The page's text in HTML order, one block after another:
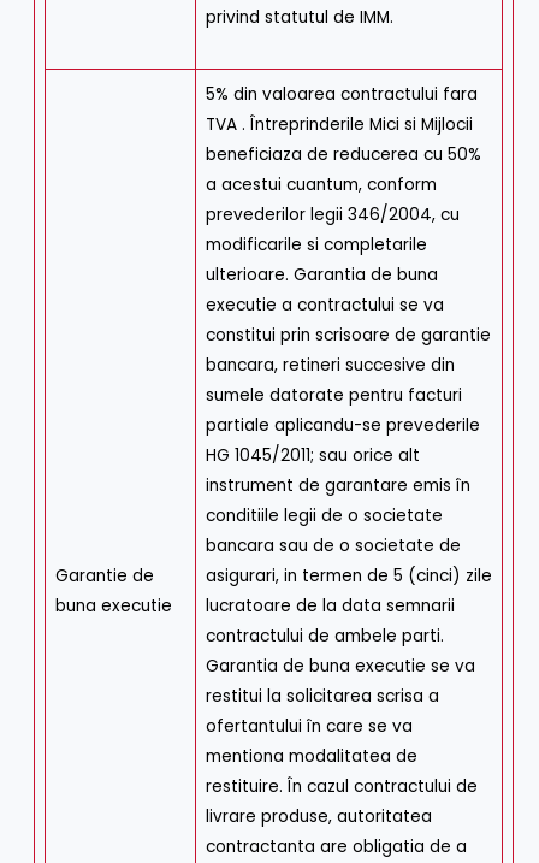
privind statutul de IMM.
Garantie de
buna executie
5% din valoarea contractului fara
TVA . Întreprinderile Mici si Mijlocii
beneficiaza de reducerea cu 50%
a acestui cuantum, conform
prevederilor legii 346/2004, cu
modificarile si completarile
ulterioare. Garantia de buna
executie a contractului se va
constitui prin scrisoare de garantie
bancara, retineri succesive din
sumele datorate pentru facturi
partiale aplicandu-se prevederile
HG 1045/2011; sau orice alt
instrument de garantare emis în
conditiile legii de o societate
bancara sau de o societate de
asigurari, in termen de 5 (cinci) zile
lucratoare de la data semnarii
contractului de ambele parti.
Garantia de buna executie se va
restitui la solicitarea scrisa a
ofertantului în care se va
mentiona modalitatea de
restituire. În cazul contractului de
livrare produse, autoritatea
contractanta are obligatia de a